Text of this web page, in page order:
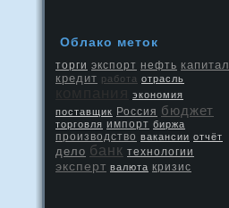
Облако меток
торги экспорт нефть капитал
кредит работа отрасль
экономия
поставщик Россия бюджет
торговля импорт биржа
производство вакансии отчёт
дело банк технологии
эксперт валюта кризис